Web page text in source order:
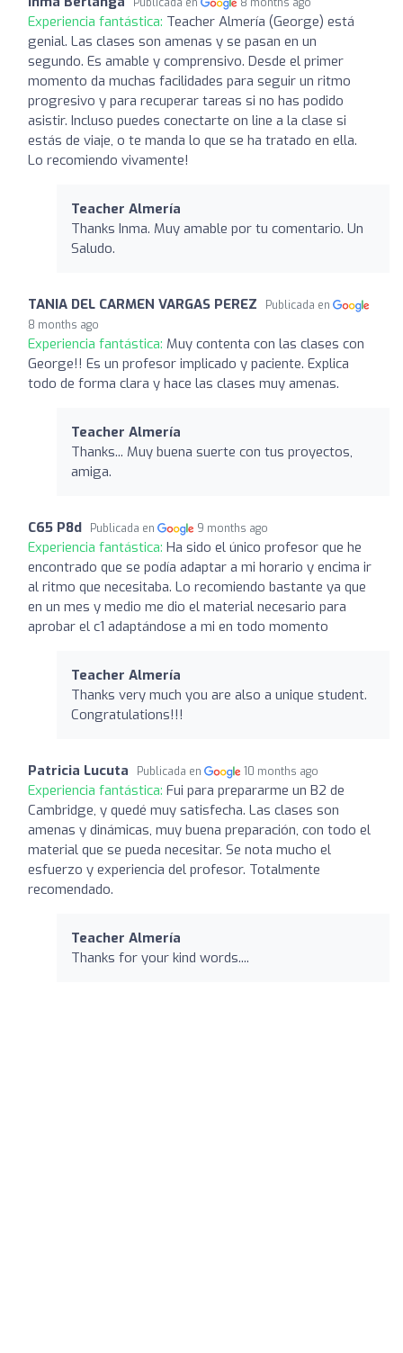
Experiencia fantástica: Teacher Almería (George) está
genial. Las clases son amenas y se pasan en un
segundo. Es amable y comprensivo. Desde el primer
momento da muchas facilidades para seguir un ritmo
progresivo y para recuperar tareas si no has podido
asistir. Incluso puedes conectarte on line a la clase si
estás de viaje, o te manda lo que se ha tratado en ella.
Lo recomiendo vivamente!
Teacher Almería
Thanks Inma. Muy amable por tu comentario. Un
Saludo.
TANIA DEL CARMEN VARGAS PEREZ
Publicada en
8 months ago
Experiencia fantástica: Muy contenta con las clases con
George!! Es un profesor implicado y paciente. Explica
todo de forma clara y hace las clases muy amenas.
Teacher Almería
Thanks... Muy buena suerte con tus proyectos,
amiga.
C65 P8d Publicada en 9 months ago
Experiencia fantástica: Ha sido el único profesor que he
encontrado que se podía adaptar a mi horario y encima ir
al ritmo que necesitaba. Lo recomiendo bastante ya que
en un mes y medio me dio el material necesario para
aprobar el c1 adaptándose a mi en todo momento
Teacher Almería
Thanks very much you are also a unique student.
Congratulations!!!
Patricia Lucuta Publicada en 10 months ago
Experiencia fantástica: Fui para prepararme un B2 de
Cambridge, y quedé muy satisfecha. Las clases son
amenas y dinámicas, muy buena preparación, con todo el
material que se pueda necesitar. Se nota mucho el
esfuerzo y experiencia del profesor. Totalmente
recomendado.
Teacher Almería
Thanks for your kind words....